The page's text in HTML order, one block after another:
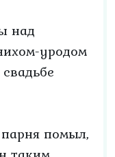
над
уродом
помыл,